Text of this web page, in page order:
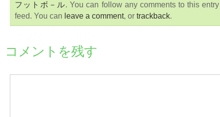
フットボ－ル. You can follow any comments to this
feed. You can leave a comment, or trackback.
コメントを残す